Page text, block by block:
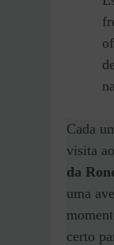
Cada
visita ao
da
uma
certo